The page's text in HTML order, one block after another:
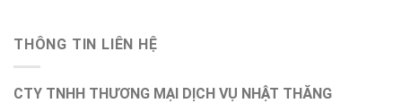
THÔNG TIN LIÊN HỆ
CTY TNHH THƯƠNG MẠI DỊCH VỤ NHẬT THĂNG